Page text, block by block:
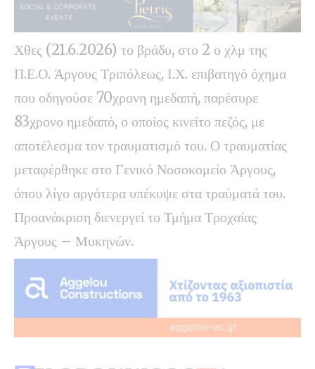
Χθες (21.6.2026) το βράδυ, στο 2 ο χλμ της
Π.Ε.Ο. Άργους Τριπόλεως, Ι.Χ. επιβατηγό όχημα
που οδηγούσε 70χρονη ημεδαπή, παρέσυρε
83χρονο ημεδαπό, ο οποίος κινείτο πεζός, με
αποτέλεσμα τον τραυματισμό του. Ο τραυματίας
μεταφέρθηκε στο Γενικό Νοσοκομείο Άργους,
όπου λίγο αργότερα υπέκυψε στα τραύματά του.
Προανάκριση διενεργεί το Τμήμα Τροχαίας
Άργους – Μυκηνών.